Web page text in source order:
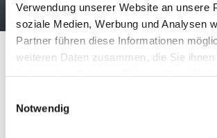
Verwendung unserer Website an unsere
soziale Medien, Werbung und Analysen
Partner führen diese Informationen
weiteren Daten zusammen, die Sie
Notwendig
eBook